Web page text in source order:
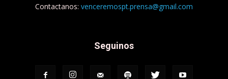
Contactanos: venceremospt.prensa@gmail.com
Seguinos